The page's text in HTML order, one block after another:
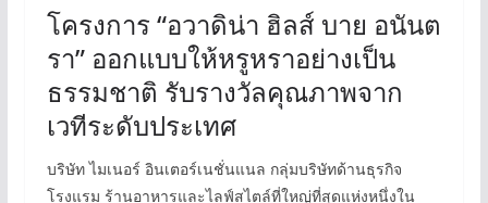
โครงการ “อวาดิน่า ฮิลส์ บาย อนันต
รา” ออกแบบให้หรูหราอย่างเป็น
ธรรมชาติ รับรางวัลคุณภาพจาก
เวทีระดับประเทศ
บริษัท ไมเนอร์ อินเตอร์เนชั่นแนล กลุ่มบริษัทด้านธุรกิจ
โรงแรม ร้านอาหารและไลฟ์สไตล์ที่ใหญ่ที่สุดแห่งหนึ่งใน